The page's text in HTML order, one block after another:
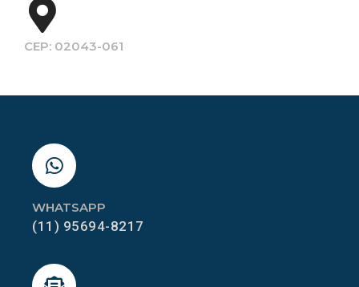
CEP: 02043-061
WHATSAPP
(11) 95694-8217